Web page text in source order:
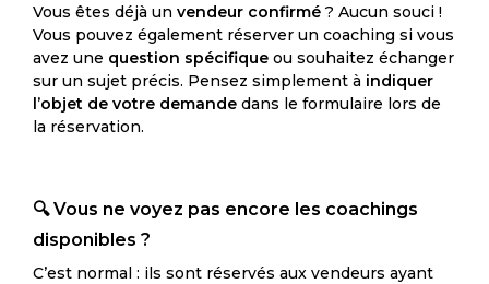
Vous êtes déjà un vendeur confirmé ? Aucun souci !
Vous pouvez également réserver un coaching si vous
avez une question spécifique ou souhaitez échanger
sur un sujet précis. Pensez simplement à indiquer
l’objet de votre demande dans le formulaire lors de
la réservation.
🔍 Vous ne voyez pas encore les coachings
disponibles ?
C’est normal : ils sont réservés aux vendeurs ayant